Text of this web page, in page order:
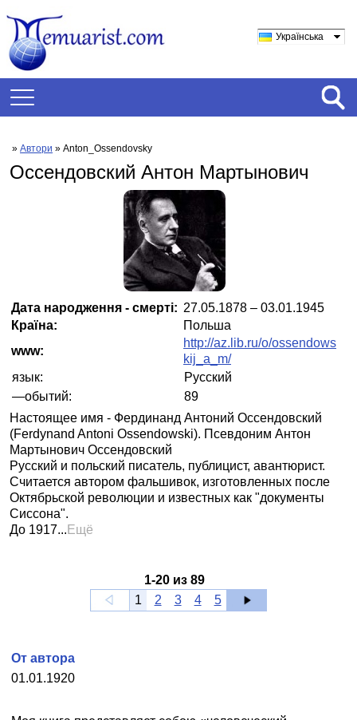
Українська
» Автори » Anton_Ossendovsky
Оссендовский Антон Мартынович
Дата народження - смерті: 27.05.1878 – 03.01.1945
Країна:
Польша
www:
http://az.lib.ru/o/ossendows
kij_a_m/
язык:
Русский
—обытий:
89
Настоящее имя - Фердинанд Антоний Оссендовский
(Ferdynand Antoni Ossendowski). Псевдоним Антон
Мартынович Оссендовский
Русский и польский писатель, публицист, авантюрист.
Считается автором фальшивок, изготовленных после
Октябрьской революции и известных как "документы
Сиссона".
До 1917... Ещё
1-20из 89
1
2 3 4 5
01.01.1920
От автора